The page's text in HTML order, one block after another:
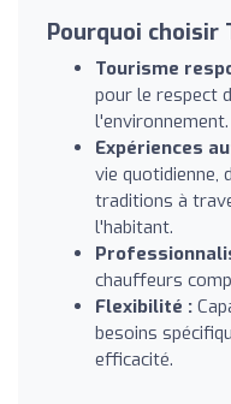
Pourquoi choisir
Tourisme
pour le respect
l'environnement.
Expériences
vie quotidienne,
traditions à
l'habitant.
chauffeurs
Flexibilité :
besoins
efficacité.